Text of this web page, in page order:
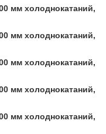
мм холоднокатаний,
мм холоднокатаний,
мм холоднокатаний,
мм холоднокатаний,
мм холоднокатаний,